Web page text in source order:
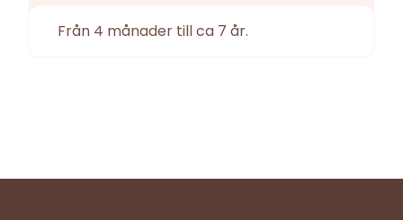
Från 4 månader till ca 7 år.